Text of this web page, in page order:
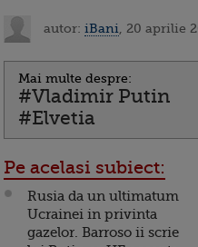
autor: iBani , 20 aprilie
Mai multe despre:
#Vladimir Putin
#Elvetia
Pe acelasi subiect:
Rusia da un ultimatum
Ucrainei in privinta
gazelor. Barroso ii scrie